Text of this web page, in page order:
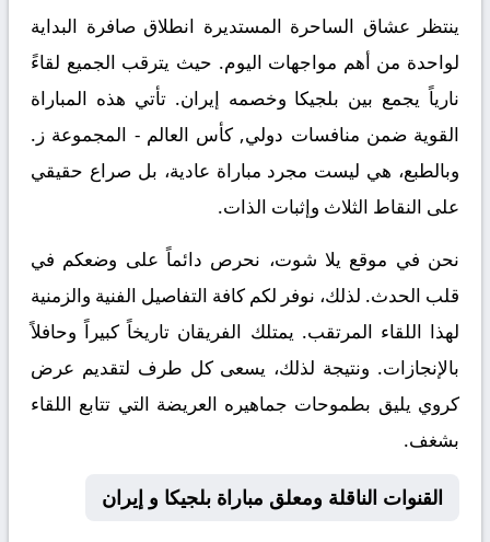
ينتظر عشاق الساحرة المستديرة انطلاق صافرة البداية
لواحدة من أهم مواجهات اليوم. حيث يترقب الجميع لقاءً
نارياً يجمع بين بلجيكا وخصمه إيران. تأتي هذه المباراة
القوية ضمن منافسات دولي, كأس العالم - المجموعة ز .
وبالطبع، هي ليست مجرد مباراة عادية، بل صراع حقيقي
على النقاط الثلاث وإثبات الذات.
نحن في موقع يلا شوت، نحرص دائماً على وضعكم في
قلب الحدث. لذلك، نوفر لكم كافة التفاصيل الفنية والزمنية
لهذا اللقاء المرتقب. يمتلك الفريقان تاريخاً كبيراً وحافلاً
بالإنجازات. ونتيجة لذلك، يسعى كل طرف لتقديم عرض
كروي يليق بطموحات جماهيره العريضة التي تتابع اللقاء
بشغف.
القنوات الناقلة ومعلق مباراة بلجيكا و إيران